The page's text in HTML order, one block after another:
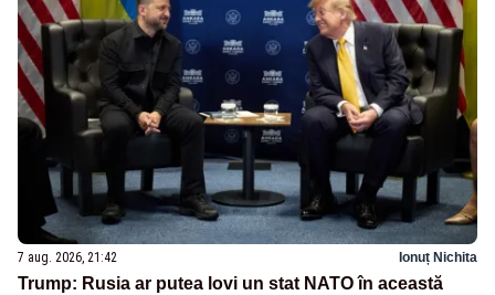
7 aug. 2026, 21:42 Ionuț Nichita
Trump: Rusia ar putea lovi un stat NATO în această